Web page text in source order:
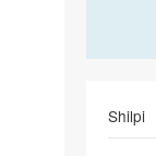
Shilpi